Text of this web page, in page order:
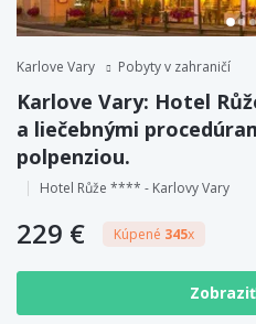
Karlove Vary Pobyty v zahraničí
Karlove Vary: Hotel
a liečebnými
polpenziou.
Hotel Růže **** - Karlovy Vary
229 € Kúpené 345x